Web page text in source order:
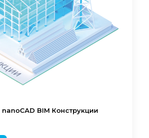
BIM Конструкции